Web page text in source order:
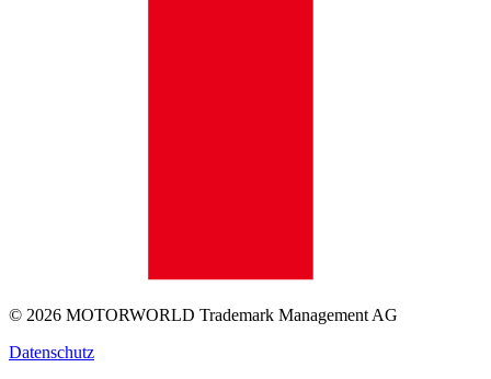
© 2026 MOTORWORLD Trademark Management AG
Datenschutz